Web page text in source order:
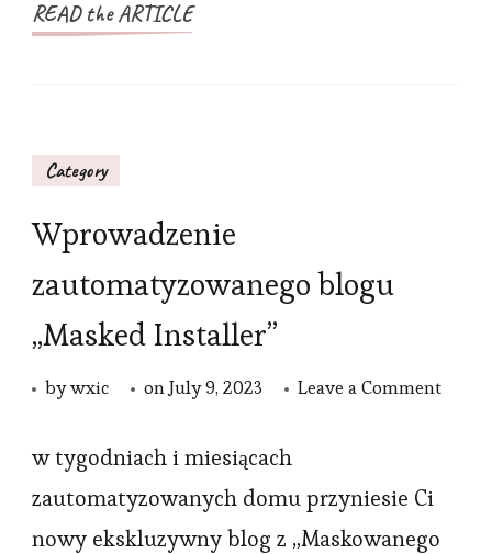
READ the ARTICLE
Category
Wprowadzenie
zautomatyzowanego blogu
„Masked Installer”
bywxic onJuly 9, 2023 Leave a Commenton
w tygodniach i miesiącach
zautomatyzowanych domu przyniesie Ci
nowy ekskluzywny blog z „Maskowanego